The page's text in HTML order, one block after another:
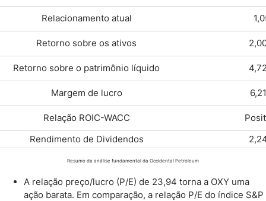
Relacionamento atual
Retorno sobre os ativos
Retorno sobre o patrimônio líquido
Margem de lucro
Relação ROIC-WACC
Rendimento de Dividendos
Resumo da análise fundamental da Occidental Petroleum
A relação preço/lucro (P/E) de 23,94 torna a OXY uma
ação barata. Em comparação, a relação P/E do índice S&P